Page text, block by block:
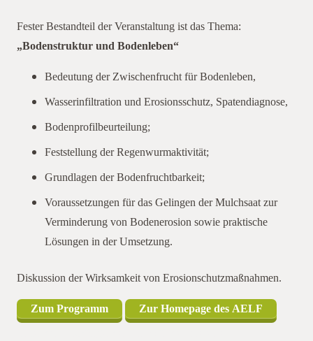
Fester Bestandteil der Veranstaltung ist das Thema:
„Bodenstruktur und Bodenleben“
Bedeutung der Zwischenfrucht für Bodenleben,
Wasserinfiltration und Erosionsschutz, Spatendiagnose,
Bodenprofilbeurteilung;
Feststellung der Regenwurmaktivität;
Grundlagen der Bodenfruchtbarkeit;
Voraussetzungen für das Gelingen der Mulchsaat zur
Verminderung von Bodenerosion sowie praktische
Lösungen in der Umsetzung.
Diskussion der Wirksamkeit von Erosionschutzmaßnahmen.
Zum Programm
Zur Homepage des AELF